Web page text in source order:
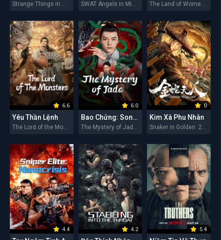
The Land of Women 2026
6.6
Yêu Thần Lệnh
The Lord of the Monsters 2026
6.0
Bao Chửng: Song Ngư Quỷ Sự
The Mystery of Jade 2026
0
Kim Xà Phu Nhân
Snaker in Golden 2026
4.4 4.2 5.4